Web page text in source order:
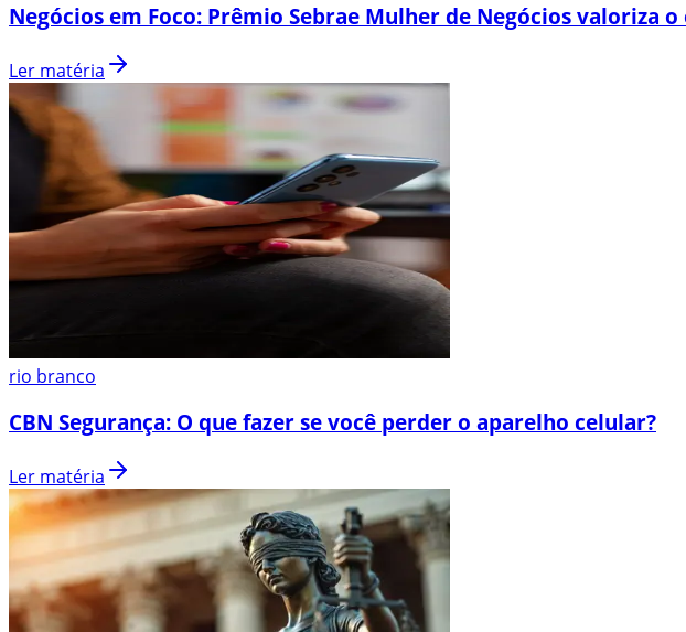
Negócios em Foco: Prêmio Sebrae Mulher de Negócios valoriza
Ler matéria
rio branco
CBN Segurança: O que fazer se você perder o aparelho celular?
Ler matéria